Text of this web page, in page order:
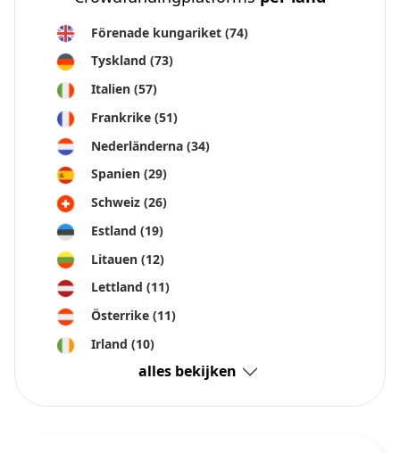
Förenade kungariket (74)
Tyskland (73)
Italien (57)
Frankrike (51)
Nederländerna (34)
Spanien (29)
Schweiz (26)
Estland (19)
Litauen (12)
Lettland (11)
Österrike (11)
Irland (10)
alles bekijken